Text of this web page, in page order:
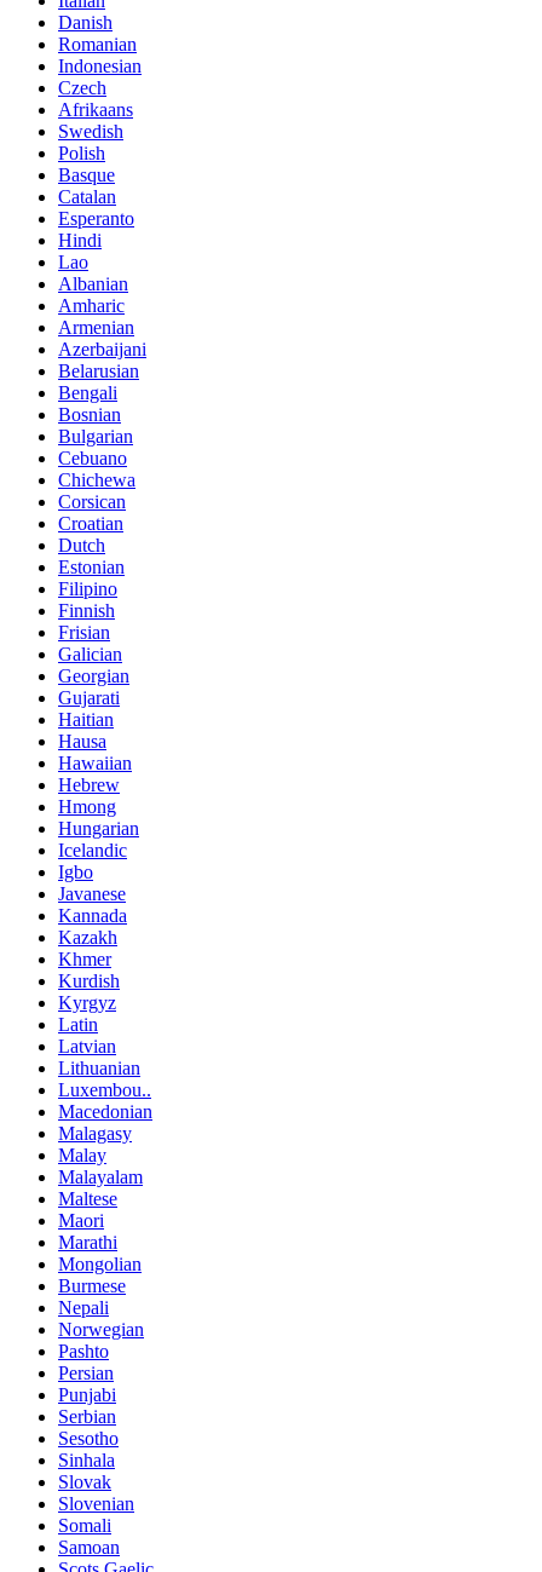
Danish
Romanian
Indonesian
Czech
Afrikaans
Swedish
Polish
Basque
Catalan
Esperanto
Hindi
Lao
Albanian
Amharic
Armenian
Azerbaijani
Belarusian
Bengali
Bosnian
Bulgarian
Cebuano
Chichewa
Corsican
Croatian
Dutch
Estonian
Filipino
Finnish
Frisian
Galician
Georgian
Gujarati
Haitian
Hausa
Hawaiian
Hebrew
Hmong
Hungarian
Icelandic
Igbo
Javanese
Kannada
Kazakh
Khmer
Kurdish
Kyrgyz
Latin
Latvian
Lithuanian
Luxembou..
Macedonian
Malagasy
Malay
Malayalam
Maltese
Maori
Marathi
Mongolian
Burmese
Nepali
Norwegian
Pashto
Persian
Punjabi
Serbian
Sesotho
Sinhala
Slovak
Slovenian
Somali
Samoan